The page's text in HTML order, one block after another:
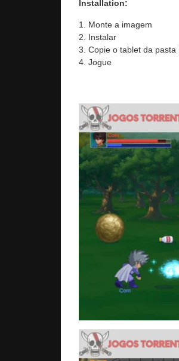
Installation:
1. Monte a imagem
2. Instalar
3. Copie o tablet da
4. Jogue